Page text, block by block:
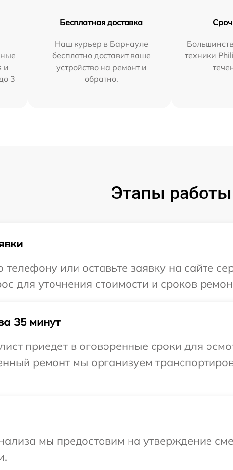
и
3
Бесплатная доставка
Наш курьер в Барнауле
бесплатно доставит ваше
устройство на ремонт и
обратно.
техники
Этапы работы
или оставьте заявку на сайте
для уточнения стоимости и сроков
35 минут
приедет в оговоренные сроки для
ремонт мы организуем
мы предоставим на утверждение